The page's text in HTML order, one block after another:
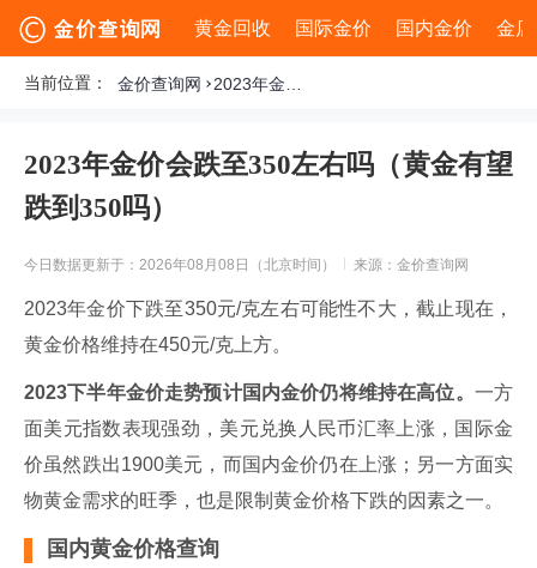
黄金回收 国际金价 国内金价 金
当前位置： 金价查询网 2023年金价会跌至350左右吗（黄金有望跌到350吗）
2023年金价会跌至350左右吗（黄金有望
跌到350吗）
今日数据更新于：2026年08月08日（北京时间） 来源：金价查询网
2023年金价下跌至350元/克左右可能性不大，截止现在，
黄金价格维持在450元/克上方。
2023下半年金价走势预计国内金价仍将维持在高位。 一方
面美元指数表现强劲，美元兑换人民币汇率上涨，国际金
价虽然跌出1900美元，而国内金价仍在上涨；另一方面实
物黄金需求的旺季，也是限制黄金价格下跌的因素之一。
国内黄金价格查询